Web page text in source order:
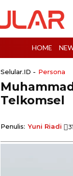
HOME
Selular.ID - Persona
Telkomsel
Penulis: Yuni Riadi